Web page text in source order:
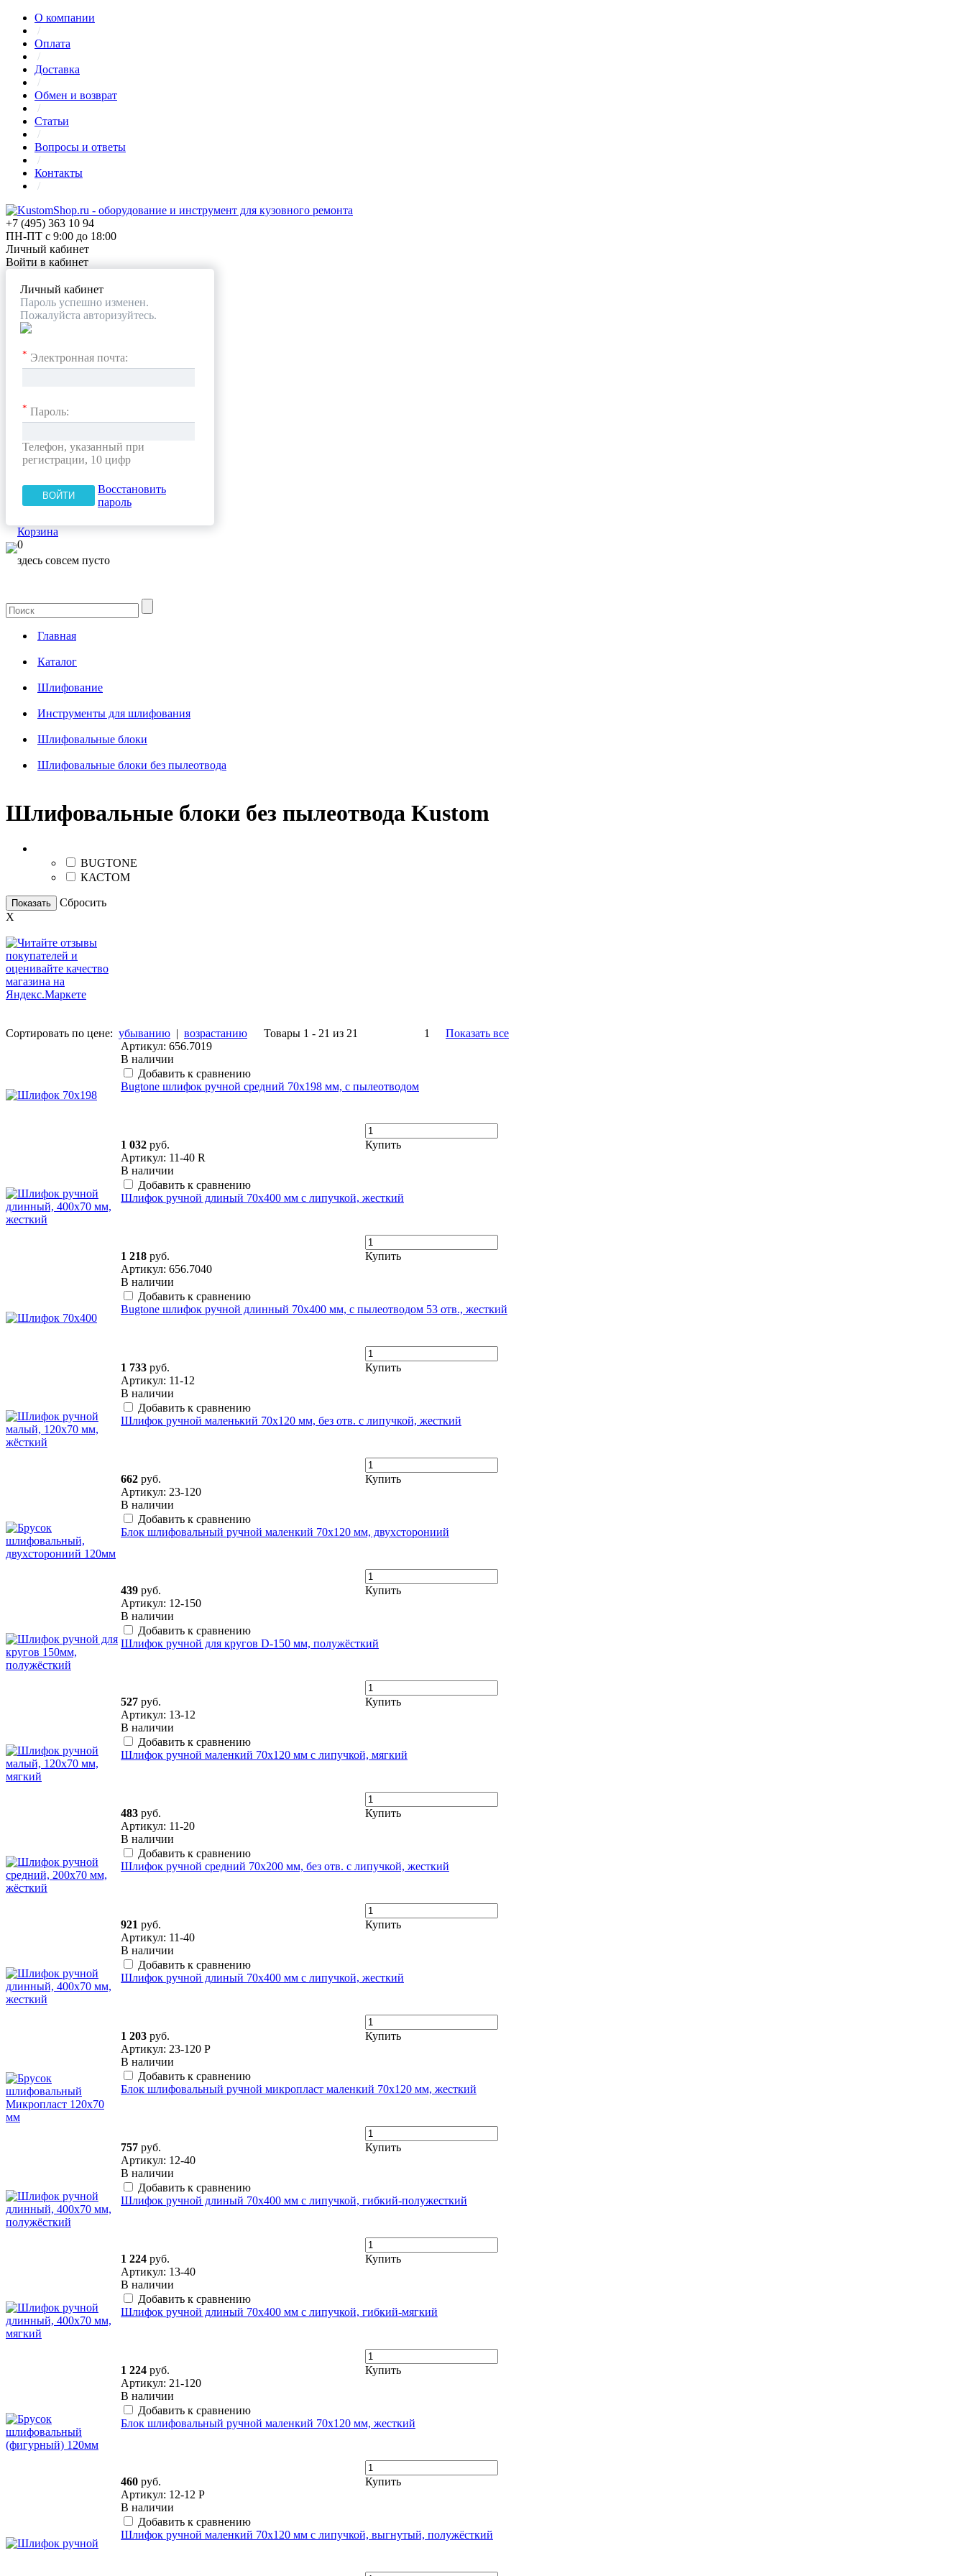
О компании
/
Оплата
/
Доставка
/
Обмен и возврат
/
Статьи
/
Вопросы и ответы
/
Контакты
/
+7 (495) 363 10 94
ПН-ПТ с 9:00 до 18:00
Личный кабинет
Войти в кабинет
Личный кабинет
Пароль успешно изменен.
Пожалуйста авторизуйтесь.
* Электронная почта:
* Пароль:
Телефон, указанный при
регистрации, 10 цифр
Восстановить
пароль
Корзина
0
здесь совсем пусто
Главная
Каталог
Шлифование
Инструменты для шлифования
Шлифовальные блоки
Шлифовальные блоки без пылеотвода
Шлифовальные блоки без пылеотвода Kustom
BUGTONE
КАСТОМ
Показать
Сбросить
X
Сортировать по цене: убыванию | возрастанию Товары 1 - 21 из 21 1
Показать все
Артикул: 656.7019
В наличии
Добавить к сравнению
Bugtone шлифок ручной средний 70х198 мм, с пылеотводом
1 032 руб.
Купить
Артикул: 11-40 R
В наличии
Добавить к сравнению
Шлифок ручной длиный 70х400 мм с липучкой, жесткий
1 218 руб.
Купить
Артикул: 656.7040
В наличии
Добавить к сравнению
Bugtone шлифок ручной длинный 70х400 мм, с пылеотводом 53 отв., жесткий
1 733 руб.
Купить
Артикул: 11-12
В наличии
Добавить к сравнению
Шлифок ручной маленький 70х120 мм, без отв. с липучкой, жесткий
662 руб.
Купить
Артикул: 23-120
В наличии
Добавить к сравнению
Блок шлифовальный ручной маленкий 70х120 мм, двухсторониий
439 руб.
Купить
Артикул: 12-150
В наличии
Добавить к сравнению
Шлифок ручной для кругов D-150 мм, полужёсткий
527 руб.
Купить
Артикул: 13-12
В наличии
Добавить к сравнению
Шлифок ручной маленкий 70х120 мм с липучкой, мягкий
483 руб.
Купить
Артикул: 11-20
В наличии
Добавить к сравнению
Шлифок ручной средний 70х200 мм, без отв. с липучкой, жесткий
921 руб.
Купить
Артикул: 11-40
В наличии
Добавить к сравнению
Шлифок ручной длиный 70х400 мм с липучкой, жесткий
1 203 руб.
Купить
Артикул: 23-120 P
В наличии
Добавить к сравнению
Блок шлифовальный ручной микропласт маленкий 70х120 мм, жесткий
757 руб.
Купить
Артикул: 12-40
В наличии
Добавить к сравнению
Шлифок ручной длиный 70х400 мм с липучкой, гибкий-полужесткий
1 224 руб.
Купить
Артикул: 13-40
В наличии
Добавить к сравнению
Шлифок ручной длиный 70х400 мм с липучкой, гибкий-мягкий
1 224 руб.
Купить
Артикул: 21-120
В наличии
Добавить к сравнению
Блок шлифовальный ручной маленкий 70х120 мм, жесткий
460 руб.
Купить
Артикул: 12-12 P
В наличии
Добавить к сравнению
Шлифок ручной маленкий 70х120 мм с липучкой, выгнутый, полужёсткий